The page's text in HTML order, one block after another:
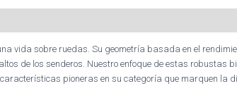
vida sobre ruedas. Su geometría basada en el
de los senderos. Nuestro enfoque de estas robustas
pioneras en su categoría que marquen la